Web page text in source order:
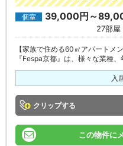
個室 39,000円～
27部屋
【家族で住める60㎡アパートメ
『Fespa京都』は、様々な業種
入
クリップ
この物件に